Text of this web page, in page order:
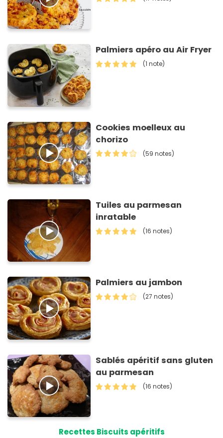
Palmiers apéro au Air Fryer
(1 note)
Cookies moelleux au
chorizo
(59 notes)
Tuiles au parmesan
inratable
(16 notes)
Palmiers au jambon
(27 notes)
Sablés apéritif sans gluten
au parmesan
(16 notes)
Recettes Biscuits apéritifs